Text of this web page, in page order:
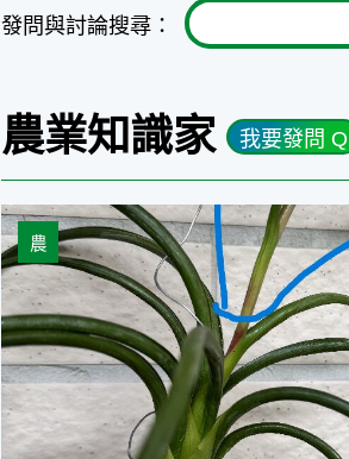
發問與討論搜尋：
農業知識家 我要發問 Q
空氣鳯梨開花完如何處理?
農